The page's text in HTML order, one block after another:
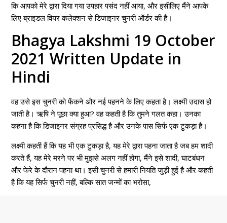
कि आपको मेरे द्वारा दिया गया उपहार पसंद नहीं आया, और इसीलिए मैंने आपके
लिए ब्राइडल वियर कलेक्शन से डिजाइनर चुनरी ऑर्डर की है।
Bhagya Lakshmi 19 October
2021 Written Update in
Hindi
वह उसे इस चुनरी को फेंकने और नई पहनने के लिए कहता है। लक्ष्मी उदास हो
जाती है। ऋषि ने पूछा क्या हुआ? वह कहती है कि तुमने गलत कहा। उनका
कहना है कि डिजाइनर संग्रह प्रसिद्ध है और उनके पास सिर्फ एक टुकड़ा है।
लक्ष्मी कहती हैं कि यह भी एक टुकड़ा है, यह मेरे द्वारा पहना जाता है जब हम शादी
करते हैं, यह मेरे मरने पर भी मुझसे अलग नहीं होगा, मैंने इसे शादी, घाटबंधन
और फेरे के दौरान पहना था। इसी चुनरी से हमारी नियति जुड़ी हुई है और कहती
है कि यह सिर्फ चुनरी नहीं, बल्कि सात जन्मों का भरोसा,